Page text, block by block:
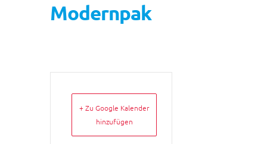
Modernpak
+ Zu Google Kalender
hinzufügen